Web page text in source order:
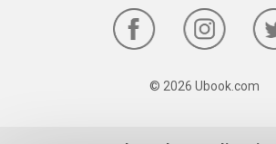
© 2026 Ubook.com